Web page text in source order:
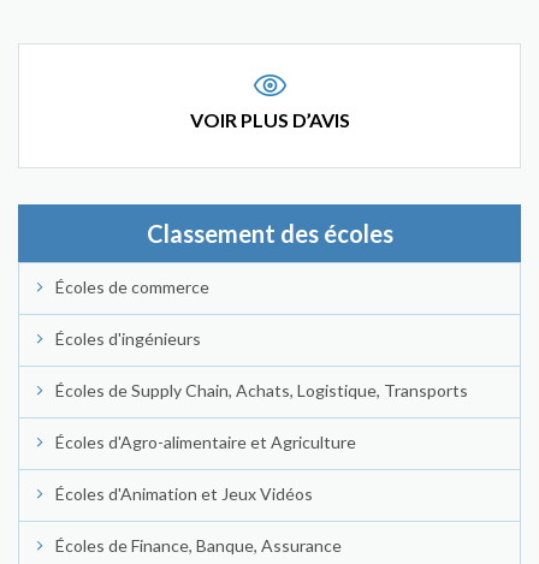
VOIR PLUS D’AVIS
Classement des écoles
Écoles de commerce
Écoles d'ingénieurs
Écoles de Supply Chain, Achats, Logistique, Transports
Écoles d'Agro-alimentaire et Agriculture
Écoles d'Animation et Jeux Vidéos
Écoles de Finance, Banque, Assurance